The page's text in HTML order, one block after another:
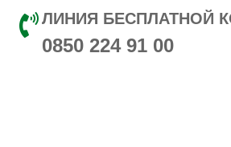
ЛИНИЯ БЕСПЛАТНОЙ
0850 224 91 00